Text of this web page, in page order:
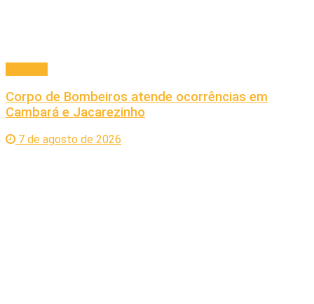
Corpo de Bombeiros atende ocorrências em
Cambará e Jacarezinho
7 de agosto de 2026